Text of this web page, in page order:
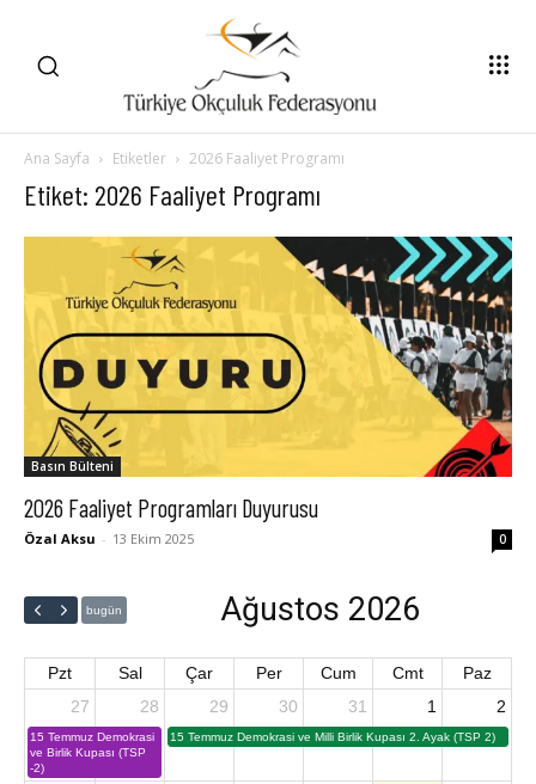
Ana Sayfa Etiketler 2026 Faaliyet Programı
Etiket: 2026 Faaliyet Programı
Basın Bülteni
2026 Faaliyet Programları Duyurusu
Özal Aksu - 13 Ekim 2025 0
bugün Ağustos 2026
Pzt Sal Çar Per Cum Cmt
Paz
27
15 Temmuz Demokrasi
ve Birlik Kupası (TSP
-2)
28 29
15 Temmuz Demokrasi ve Milli Birlik Kupası 2. Ayak (TSP 2)
30 31 1 2